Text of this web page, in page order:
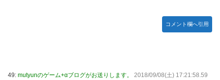
コメント欄へ引用
49: mutyunのゲーム+αブログがお送りします。
2018/09/08(土) 17:21:58.59